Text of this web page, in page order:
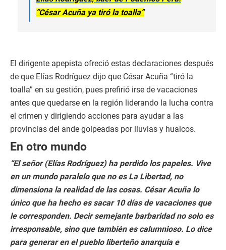
“César Acuña ya tiró la toalla”
El dirigente apepista ofreció estas declaraciones después
de que Elías Rodríguez dijo que César Acuña “tiró la
toalla” en su gestión, pues prefirió irse de vacaciones
antes que quedarse en la región liderando la lucha contra
el crimen y dirigiendo acciones para ayudar a las
provincias del ande golpeadas por lluvias y huaicos.
En otro mundo
“El señor (Elías Rodríguez) ha perdido los papeles. Vive
en un mundo paralelo que no es La Libertad, no
dimensiona la realidad de las cosas. César Acuña lo
único que ha hecho es sacar 10 días de vacaciones que
le corresponden. Decir semejante barbaridad no solo es
irresponsable, sino que también es calumnioso. Lo dice
para generar en el pueblo liberteño anarquía e